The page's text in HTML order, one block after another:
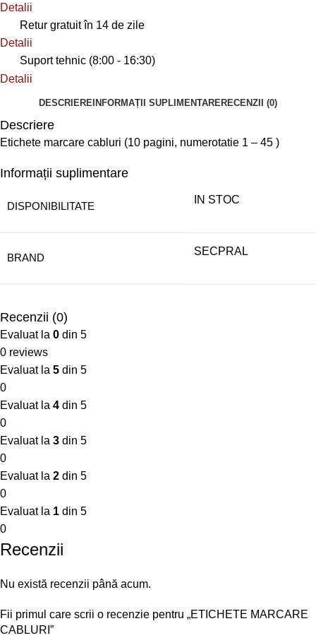
Detalii
Retur gratuit în 14 de zile
Detalii
Suport tehnic (8:00 - 16:30)
Detalii
DESCRIEREINFORMAȚII SUPLIMENTARERECENZII (0)
Descriere
Etichete marcare cabluri (10 pagini, numerotatie 1 – 45 )
Informații suplimentare
DISPONIBILITATE
IN STOC
BRAND
SECPRAL
Recenzii (0)
Evaluat la 0 din 5
0 reviews
Evaluat la 5 din 5
0
Evaluat la 4 din 5
0
Evaluat la 3 din 5
0
Evaluat la 2 din 5
0
Evaluat la 1 din 5
0
Recenzii
Nu există recenzii până acum.
Fii primul care scrii o recenzie pentru „ETICHETE MARCARE
CABLURI”